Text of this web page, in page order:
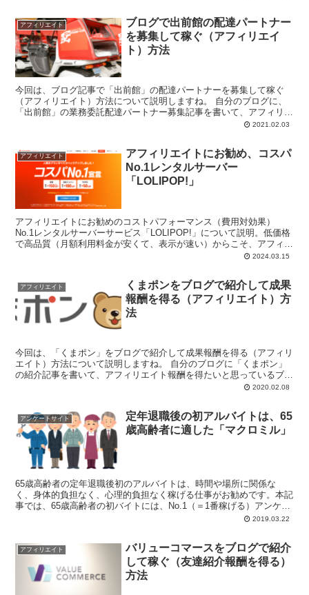
アフィリエイト
ブログで出前館の配達パートナー
を募集して稼ぐ（アフィリエイ
ト）方法
今回は、ブログ記事で「出前館」の配達パートナーを募集して稼ぐ
（アフィリエイト）方法について説明しますね。 自分のブログに、
「出前館」の業務委託配達パートナー募集記事を書いて、アフィリエ
2021.02.03
アフィリエイト
アフィリエイトにお勧め、コスパ
No.1レンタルサーバー
「LOLIPOP!」
アフィリエイトにお勧めのコストパフォーマンス（費用対効果）
No.1レンタルサーバーサービス「LOLIPOP!」について説明。低価格
で高品質（月額利用料金が安くて、表示が速い）からこそ、アフィリ
2024.03.15
アフィリエイト
くまポンをブログで紹介して成果
報酬を得る（アフィリエイト）方
法
今回は、「くまポン」をブログで紹介して成果報酬を得る（アフィリ
エイト）方法について説明しますね。 自分のブログに「くまポン」
の紹介記事を書いて、アフィリエイト報酬を得たいと思っているブロ
2020.02.08
アンケートサイト
定年退職後の初アルバイトは、65
歳高齢者に適した「マクロミル」
65歳高齢者の定年退職後初のアルバイトは、時間や場所に関係な
く、身体的負担なく、心理的負担なく稼げる仕事がお勧めです。本記
事では、65歳高齢者の初バイトには、No.1（＝1番稼げる）アンケー
トサイト「マクロミル」が最適である理由について説明しています。
2019.03.22
アフィリエイト
バリューコマースをブログで紹介
して稼ぐ（友達紹介報酬を得る）
方法